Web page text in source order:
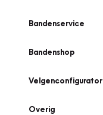
Bandenservice
Bandenshop
Velgenconfigurator
Overig